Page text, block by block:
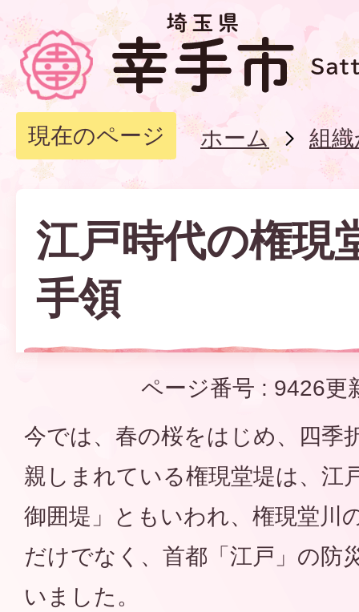
現在のページ ホーム 組
江戸時代の権現
手領
ページ番号 : 9426更
今では、春の桜をはじめ、四季
親しまれている権現堂堤は、江
御囲堤」ともいわれ、権現堂川
だけでなく、首都「江戸」の防
いました。